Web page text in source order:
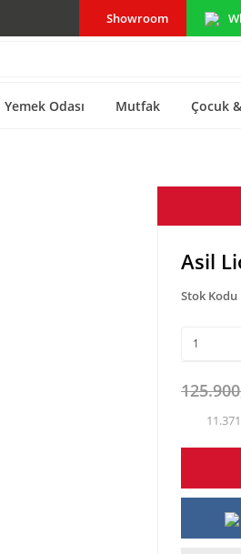
Showroom
Yemek Odası Mutfak Çocuk
Asil
Stok Kodu